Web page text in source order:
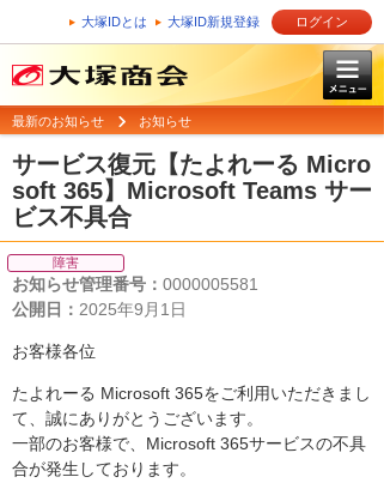
大塚IDとは 大塚ID新規登録 ログイン
最新のお知らせ お知らせ
サービス復元【たよれーる Micro
soft 365】Microsoft Teams サー
ビス不具合
障害
お知らせ管理番号： 0000005581
公開日： 2025年9月1日
お客様各位
たよれーる Microsoft 365をご利用いただきまし
て、誠にありがとうございます。
一部のお客様で、Microsoft 365サービスの不具
合が発生しております。